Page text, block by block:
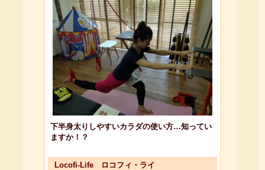
下半身太りしやすいカラダの使い方…知ってい
ますか！？
Locofi-Life ロコフィ・ライ